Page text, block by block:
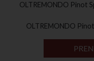
OLTREMONDO Pinot
OLTREMONDO